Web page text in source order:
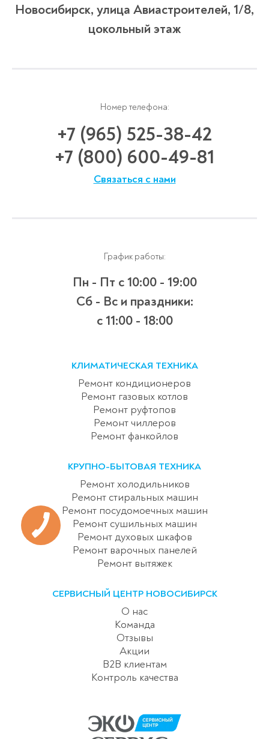
Новосибирск, улица Авиастроителей, 1/8,
цокольный этаж
Номер телефона:
+7 (965) 525-38-42
+7 (800) 600-49-81
Связаться с нами
График работы:
Пн - Пт с 10:00 - 19:00
Сб - Вс и праздники:
c 11:00 - 18:00
КЛИМАТИЧЕСКАЯ ТЕХНИКА
Ремонт кондиционеров
Ремонт газовых котлов
Ремонт руфтопов
Ремонт чиллеров
Ремонт фанкойлов
КРУПНО-БЫТОВАЯ ТЕХНИКА
Ремонт холодильников
Ремонт стиральных машин
Ремонт посудомоечных машин
Ремонт сушильных машин
Ремонт духовых шкафов
Ремонт варочных панелей
Ремонт вытяжек
СЕРВИСНЫЙ ЦЕНТР НОВОСИБИРСК
О нас
Команда
Отзывы
Акции
B2B клиентам
Контроль качества